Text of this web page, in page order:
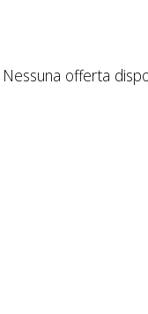
Nessuna offerta